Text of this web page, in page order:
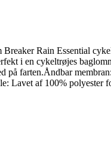
Rain Essential
i en cykeltrøjes
på farten.Åndbar
Lavet af 100%